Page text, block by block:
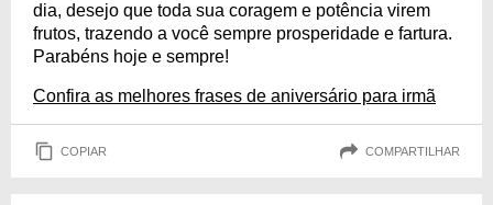
dia, desejo que toda sua coragem e potência virem
frutos, trazendo a você sempre prosperidade e fartura.
Parabéns hoje e sempre!
Confira as melhores frases de aniversário para irmã
COPIAR COMPARTILHAR